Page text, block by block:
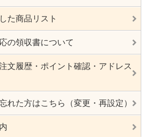
た商品リスト
の領収書について
文履歴・ポイント確認・アドレス
れた方はこちら（変更・再設定）